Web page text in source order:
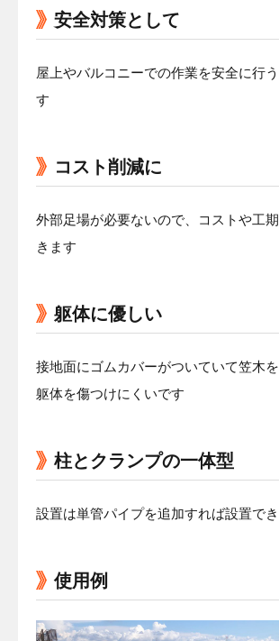
安全対策として
屋上やバルコニーでの作業を安全に行
す
コスト削減に
外部足場が必要ないので、コストや工
きます
躯体に優しい
接地面にゴムカバーがついていて笠木
躯体を傷つけにくいです
柱とクランプの一体型
設置は単管パイプを追加すれば設置で
使用例